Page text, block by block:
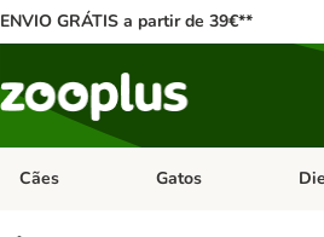
ENVIO GRÁTIS a partir de 39€**
Cães Abrir menu de
Gatos